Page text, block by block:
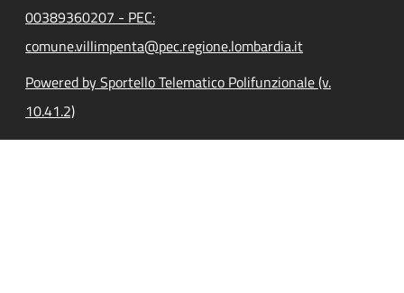
00389360207 - PEC:
comune.villimpenta@pec.regione.lombardia.it
Powered by Sportello Telematico Polifunzionale (v.
10.41.2)